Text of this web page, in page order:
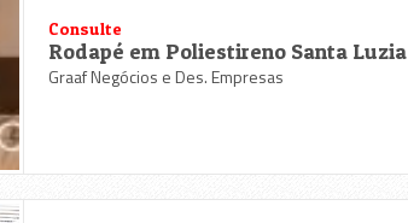
Consulte
Rodapé em Poliestireno Santa Luzia
Graaf Negócios e Des. Empresas